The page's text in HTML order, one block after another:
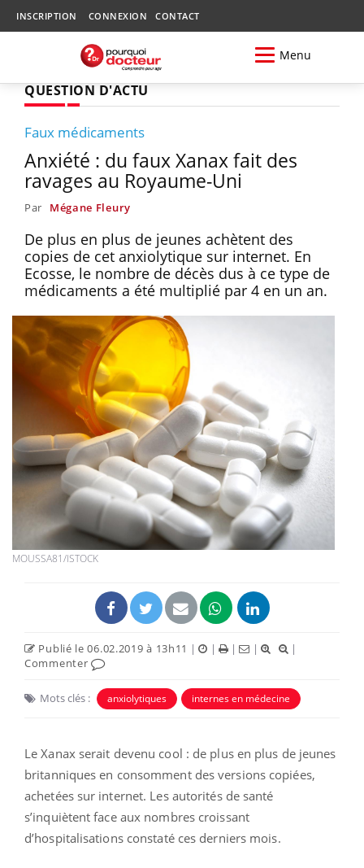
INSCRIPTION CONNEXION CONTACT
Menu
QUESTION D'ACTU
Faux médicaments
Anxiété : du faux Xanax fait des
ravages au Royaume-Uni
Par Mégane Fleury
De plus en plus de jeunes achètent des
copies de cet anxiolytique sur internet. En
Ecosse, le nombre de décès dus à ce type de
médicaments a été multiplié par 4 en un an.
MOUSSA81/ISTOCK
Publié le 06.02.2019 à 13h11 | | | |
|
Commenter
Mots clés : anxiolytiques internes en médecine
Le Xanax serait devenu cool : de plus en plus de jeunes
britanniques en consomment des versions copiées,
achetées sur internet. Les autorités de santé
s’inquiètent face aux nombres croissant
d’hospitalisations constaté ces derniers mois.